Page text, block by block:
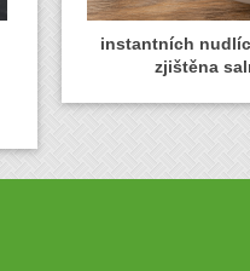
instantních
zjištěna